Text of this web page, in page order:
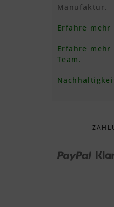
Manufaktur.
Erfahre mehr
Erfahre
Team.